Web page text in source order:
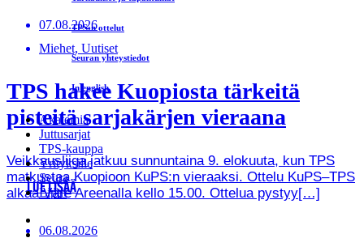
TPS:n ottelut
Seuran yhteystiedot
In english
Akatemia
Juttusarjat
TPS-kauppa
Yrityksille
Seura
Liput
07.08.2026
Miehet, Uutiset
TPS hakee Kuopiosta tärkeitä
pisteitä sarjakärjen vieraana
Veikkausliiga jatkuu sunnuntaina 9. elokuuta, kun TPS
matkustaa Kuopioon KuPS:n vieraaksi. Ottelu KuPS–TPS
alkaa Väre Areenalla kello 15.00. Ottelua pystyy[…]
LUE LISÄÄ
06.08.2026